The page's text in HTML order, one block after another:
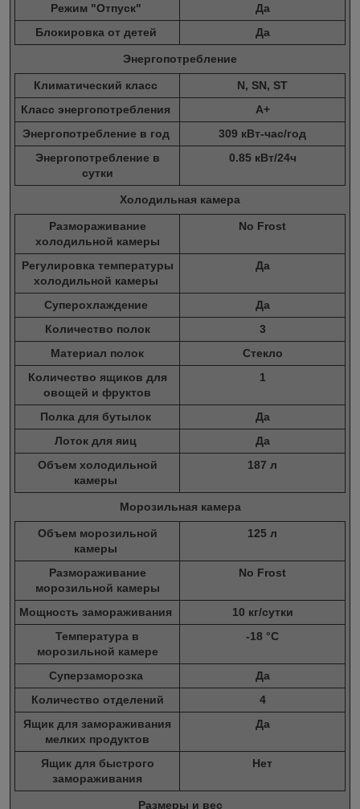
Режим "Отпуск"
Да
Блокировка от детей
Да
Энергопотребление
Климатический класс
N, SN, ST
Класс энергопотребления
A+
Энергопотребление в год
309 кВт-час/год
Энергопотребление в
сутки
0.85 кВт/24ч
Холодильная камера
Размораживание
холодильной камеры
No Frost
Регулировка температуры
холодильной камеры
Да
Суперохлаждение
Да
Количество полок
3
Материал полок
Стекло
Количество ящиков для
овощей и фруктов
1
Полка для бутылок
Да
Лоток для яиц
Да
Объем холодильной
камеры
187 л
Морозильная камера
Объем морозильной
камеры
125 л
Размораживание
морозильной камеры
No Frost
Мощность замораживания
10 кг/сутки
Температура в
морозильной камере
-18 °C
Суперзаморозка
Да
Количество отделений
4
Ящик для замораживания
мелких продуктов
Да
Ящик для быстрого
замораживания
Нет
Размеры и вес